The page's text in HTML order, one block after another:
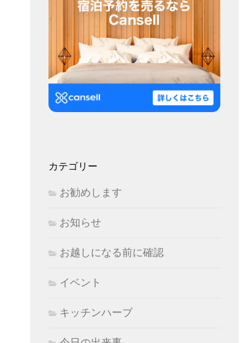
カテゴリー
お勧めします
お知らせ
お越しになる前に確認
イベント
キッチンハーブ